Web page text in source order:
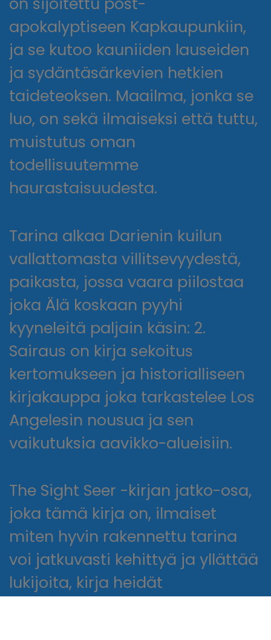
apokalyptiseen Kapkaupunkiin,
ja se kutoo kauniiden lauseiden
ja sydäntäsärkevien hetkien
taideteoksen. Maailma, jonka se
luo, on sekä ilmaiseksi että tuttu,
muistutus oman
todellisuutemme
haurastaisuudesta.
Tarina alkaa Darienin kuilun
vallattomasta villitsevyydestä,
paikasta, jossa vaara piilostaa
joka Älä koskaan pyyhi
kyyneleitä paljain käsin: 2.
Sairaus on kirja sekoitus
kertomukseen ja historialliseen
kirjakauppa joka tarkastelee Los
Angelesin nousua ja sen
vaikutuksia aavikko-alueisiin.
The Sight Seer -kirjan jatko-osa,
joka tämä kirja on, ilmaiset
miten hyvin rakennettu tarina
voi jatkuvasti kehittyä ja yllättää
lukijoita, kirja heidät